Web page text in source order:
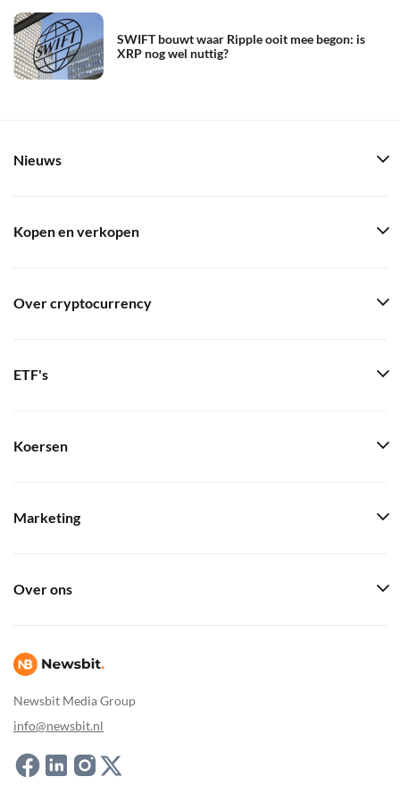
SWIFT bouwt waar Ripple ooit mee begon: is
XRP nog wel nuttig?
Newsbit Media Group
info@newsbit.nl
Nieuws
Kopen en verkopen
Over cryptocurrency
ETF's
Koersen
Marketing
Over ons